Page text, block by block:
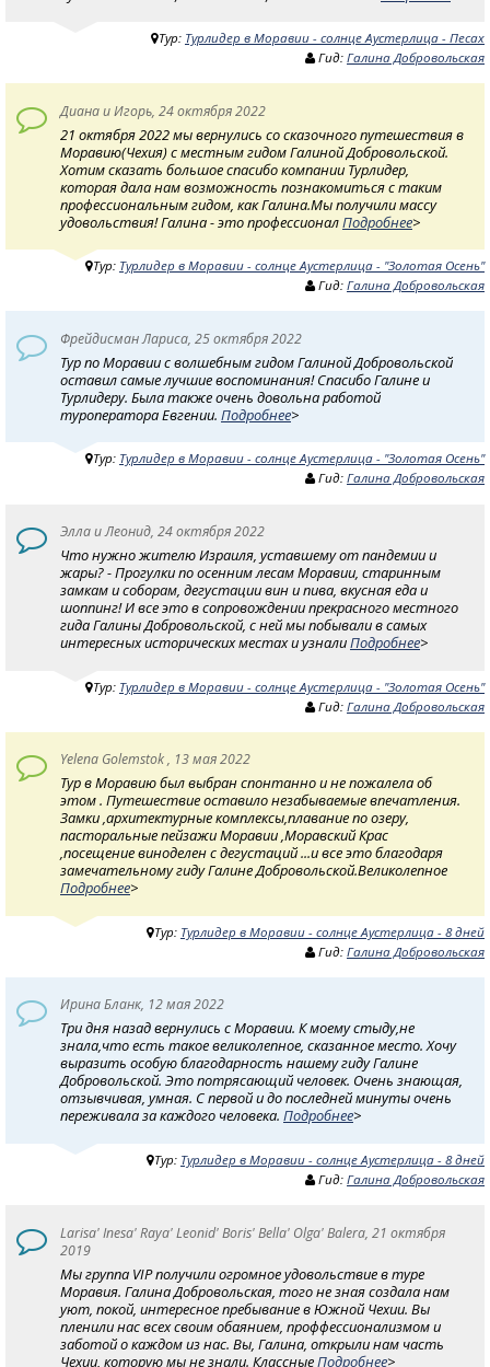
Тур: Турлидер в Моравии - солнце Аустерлица - Песах
Гид: Галина Добровольская
Диана и Игорь, 24 октября 2022
21 октября 2022 мы вернулись со сказочного путешествия в
Моравию(Чехия) с местным гидом Галиной Добровольской.
Хотим сказать большое спасибо компании Турлидер,
которая дала нам возможность познакомиться с таким
профессиональным гидом, как Галина.Мы получили массу
удовольствия! Галина - это профессионалПодробнее>
Тур: Турлидер в Моравии - солнце Аустерлица - "Золотая Осень"
Гид: Галина Добровольская
Фрейдисман Лариса, 25 октября 2022
Тур по Моравии с волшебным гидом Галиной Добровольской
оставил самые лучшие воспоминания! Спасибо Галине и
Турлидеру. Была также очень довольна работой
туроператора Евгении. Подробнее>
Тур: Турлидер в Моравии - солнце Аустерлица - "Золотая Осень"
Гид: Галина Добровольская
Элла и Леонид, 24 октября 2022
Что нужно жителю Израиля, уставшему от пандемии и
жары? - Прогулки по осенним лесам Моравии, старинным
замкам и соборам, дегустации вин и пива, вкусная еда и
шоппинг! И все это в сопровождении прекрасного местного
гида Галины Добровольской, с ней мы побывали в самых
интересных исторических местах и узналиПодробнее>
Тур: Турлидер в Моравии - солнце Аустерлица - "Золотая Осень"
Гид: Галина Добровольская
Yelena Golemstok , 13 мая 2022
Тур в Моравию был выбран спонтанно и не пожалела об
этом . Путешествие оставило незабываемые впечатления.
Замки ,архитектурные комплексы,плавание по озеру,
пасторальные пейзажи Моравии ,Моравский Крас
,посещение виноделен с дегустаций ...и все это благодаря
замечательному гиду Галине Добровольской.Великолепное
Подробнее>
Тур: Турлидер в Моравии - солнце Аустерлица - 8 дней
Гид: Галина Добровольская
Ирина Бланк, 12 мая 2022
Три дня назад вернулись с Моравии. К моему стыду,не
знала,что есть такое великолепное, сказанное место. Хочу
выразить особую благодарность нашему гиду Галине
Добровольской. Это потрясающий человек. Очень знающая,
отзывчивая, умная. С первой и до последней минуты очень
переживала за каждого человека. Подробнее>
Тур: Турлидер в Моравии - солнце Аустерлица - 8 дней
Гид: Галина Добровольская
Larisa' Inesa' Raya' Leonid' Boris' Bella' Olga' Balera, 21 октября
2019
Мы группа VIP получили огромное удовольствие в туре
Моравия. Галина Добровольская, того не зная создала нам
уют, покой, интересное пребывание в Южной Чехии. Вы
пленили нас всех своим обаянием, проффессионализмом и
заботой о каждом из нас. Вы, Галина, открыли нам часть
Чехии, которую мы не знали. КлассныеПодробнее>